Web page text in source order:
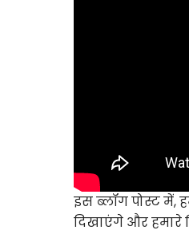
इस ब्लॉग पोस्ट
दिखाएंगे और